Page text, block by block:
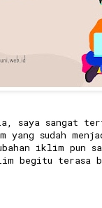
saya sangat
yang sudah
iklim pun
begitu terasa